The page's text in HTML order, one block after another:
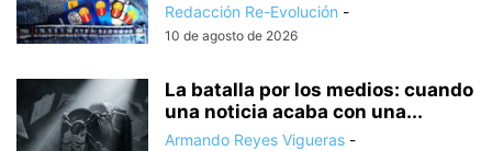
Redacción Re-Evolución -
10 de agosto de 2026
La batalla por los medios: cuando
una noticia acaba con una...
Armando Reyes Vigueras -